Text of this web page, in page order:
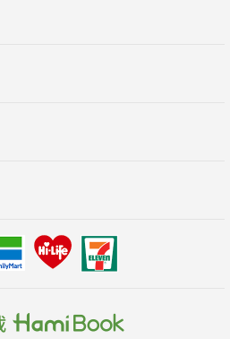
。
來最賣座真人電影！
追蹤
無際的恐懼煉獄。